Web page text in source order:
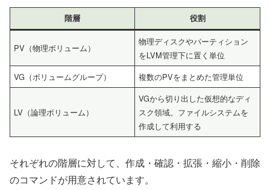
階層 役割
PV（物理ボリューム）
物理ディスクやパーティション
をLVM管理下に置く単位
VG（ボリュームグループ）
複数のPVをまとめた管理単位
LV（論理ボリューム）
VGから切り出した仮想的なディ
スク領域。ファイルシステムを
作成して利用する
それぞれの階層に対して、作成・確認・拡張・縮小・削除
のコマンドが用意されています。